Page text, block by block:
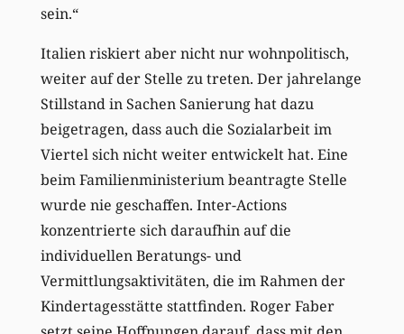
sein.“
Italien riskiert aber nicht nur wohnpolitisch,
weiter auf der Stelle zu treten. Der jahrelange
Stillstand in Sachen Sanierung hat dazu
beigetragen, dass auch die Sozialarbeit im
Viertel sich nicht weiter entwickelt hat. Eine
beim Familienministerium beantragte Stelle
wurde nie geschaffen. Inter-Actions
konzentrierte sich daraufhin auf die
individuellen Beratungs- und
Vermittlungsaktivitäten, die im Rahmen der
Kindertagesstätte stattfinden. Roger Faber